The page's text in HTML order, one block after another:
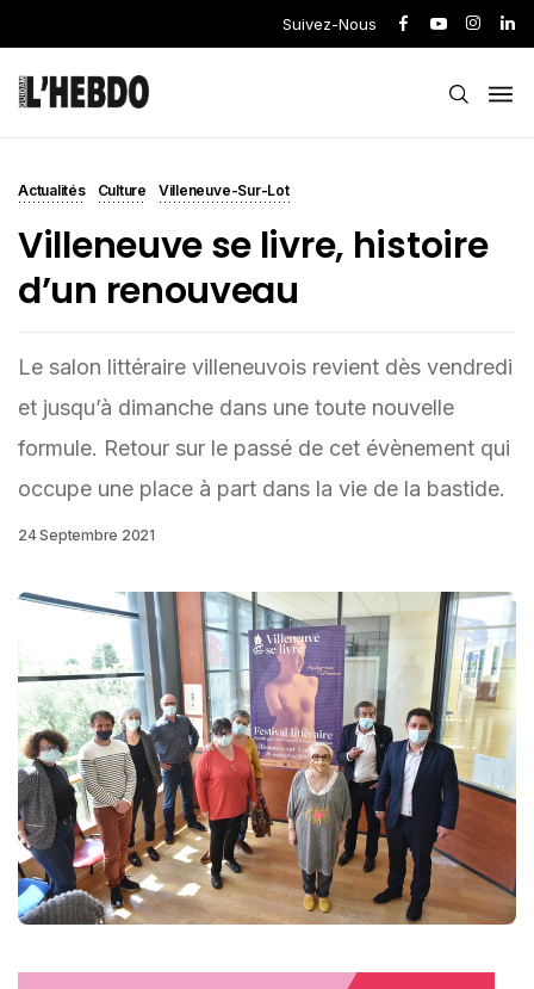
Suivez-Nous
Actualités Culture Villeneuve-Sur-Lot
Villeneuve se livre, histoire
d’un renouveau
Le salon littéraire villeneuvois revient dès vendredi
et jusqu’à dimanche dans une toute nouvelle
formule. Retour sur le passé de cet évènement qui
occupe une place à part dans la vie de la bastide.
24 Septembre 2021